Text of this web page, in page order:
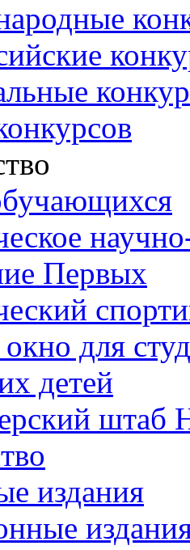
Первых
для
детей
штаб
издания